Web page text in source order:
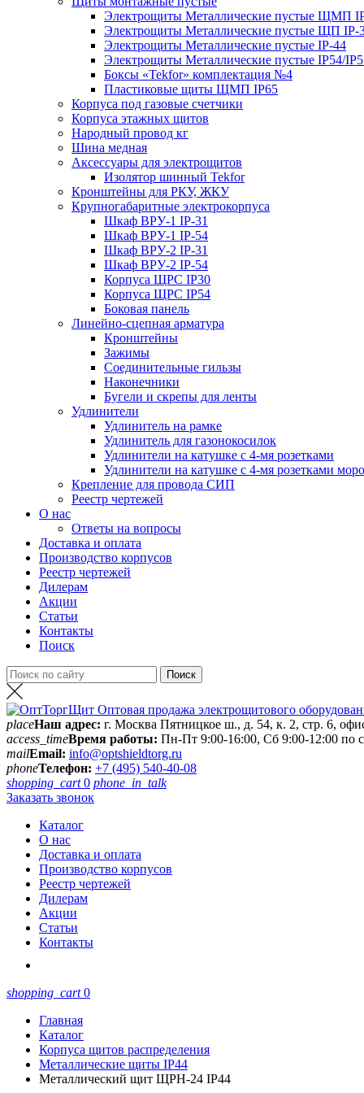
Электрощиты Металлические пустые ЩМП
Электрощиты Металлические пустые ЩП IP-
Электрощиты Металлические пустые IP-44
Электрощиты Металлические пустые IP54/
Боксы «Tekfor» комплектация №4
Пластиковые щиты ЩМП IP65
Корпуса под газовые счетчики
Корпуса этажных щитов
Народный провод кг
Шина медная
Аксессуары для электрощитов
Изолятор шинный Tekfor
Кронштейны для РКУ, ЖКУ
Крупногабаритные электрокорпуса
Шкаф ВРУ-1 IP-31
Шкаф ВРУ-1 IP-54
Шкаф ВРУ-2 IP-31
Шкаф ВРУ-2 IP-54
Корпуса ЩРС IP30
Корпуса ЩРС IP54
Боковая панель
Линейно-сцепная арматура
Кронштейны
Зажимы
Соединительные гильзы
Наконечники
Бугели и скрепы для ленты
Удлинители
Удлинитель на рамке
Удлинитель для газонокосилок
Удлинители на катушке с 4-мя розетками
Удлинители на катушке с 4-мя розетками
Крепление для провода СИП
Реестр чертежей
О нас
Ответы на вопросы
Доставка и оплата
Производство корпусов
Реестр чертежей
Дилерам
Акции
Статьи
Контакты
Поиск
placeНаш адрес: г. Москва Пятницкое ш., д. 54, к. 2, стр. 6,
access_timeВремя работы: Пн-Пт 9:00-16:00, Сб 9:00-12:00 по
mailEmail: info@optshieldtorg.ru
phoneТелефон: +7 (495) 540-40-08
shopping_cart 0 phone_in_talk
Заказать звонок
Каталог
О нас
Доставка и оплата
Производство корпусов
Реестр чертежей
Дилерам
Акции
Статьи
Контакты
shopping_cart 0
Главная
Каталог
Корпуса щитов распределения
Металлические щиты IP44
Металлический щит ЩРН-24 IP44